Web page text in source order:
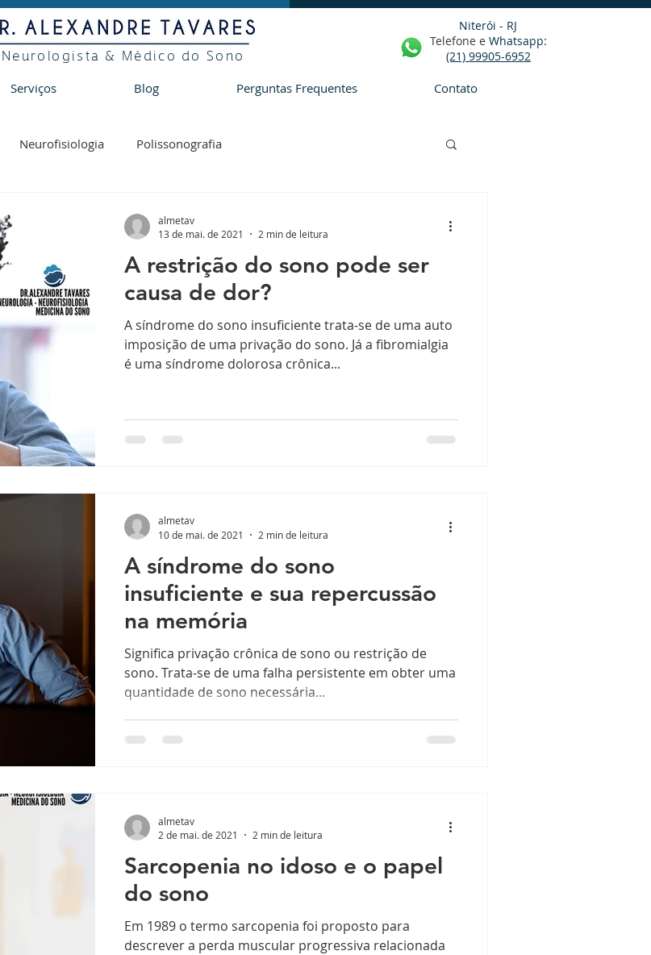
Neurologista & Médico do Sono
Serviços Blog Perguntas Frequentes Contato
Niterói - RJ
Telefone e Whatsapp:
(21) 99905-6952
Neurofisiologia Polissonografia
A restrição do sono pode ser
causa de dor?
A síndrome do sono insuficiente trata-se de uma auto
imposição de uma privação do sono. Já a fibromialgia
é uma síndrome dolorosa crônica...
almetav
13 de mai. de 2021
2 min de leitura
A síndrome do sono
insuficiente e sua repercussão
na memória
Significa privação crônica de sono ou restrição de
sono. Trata-se de uma falha persistente em obter uma
quantidade de sono necessária...
almetav
10 de mai. de 2021
2 min de leitura
Sarcopenia no idoso e o papel
do sono
Em 1989 o termo sarcopenia foi proposto para
descrever a perda muscular progressiva relacionada
almetav
2 de mai. de 2021
2 min de leitura